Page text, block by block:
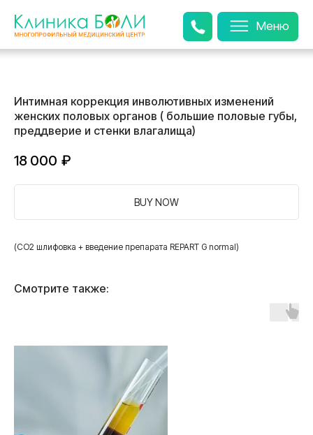
Меню
Интимная коррекция инволютивных изменений
женских половых органов ( большие половые губы,
преддверие и стенки влагалища)
18 000 ₽
BUY NOW
(СО2 шлифовка + введение препарата REPART G normal)
Смотрите также: